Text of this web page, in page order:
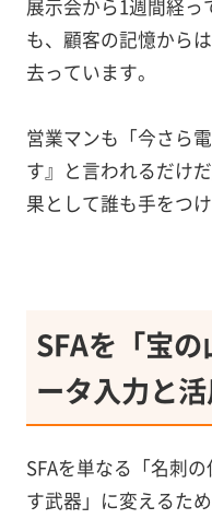
展示会から1週間経っ
も、顧客の記憶から
去っています。
営業マンも「今さら
す』と言われるだけ
果として誰も手をつ
SFAを「宝
ータ入力と
SFAを単なる「名刺
す武器」に変えるた